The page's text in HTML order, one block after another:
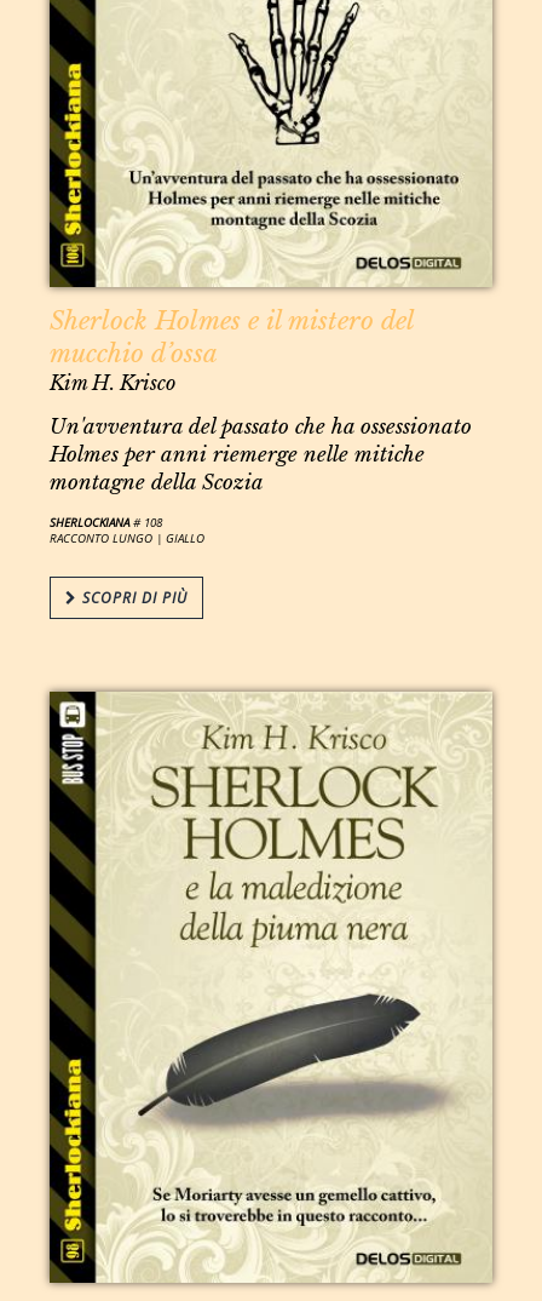
Sherlock Holmes e il mistero del
mucchio d’ossa
Kim H. Krisco
Un'avventura del passato che ha ossessionato
Holmes per anni riemerge nelle mitiche
montagne della Scozia
SHERLOCKIANA# 108
RACCONTO LUNGO |GIALLO
SCOPRI DI PIÙ